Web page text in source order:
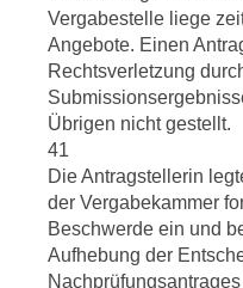
Vergabestelle liege
Angebote. Einen
Rechtsverletzung
Übrigen nicht gestellt.
41
Die Antragstellerin
der Vergabekammer
Beschwerde ein und
Aufhebung der